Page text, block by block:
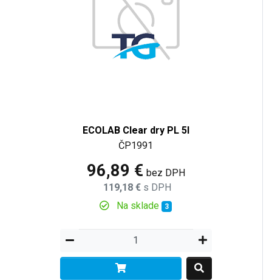
ECOLAB Clear dry PL 5l
ČP1991
96,89 € bez DPH
119,18 € s DPH
Na sklade 3